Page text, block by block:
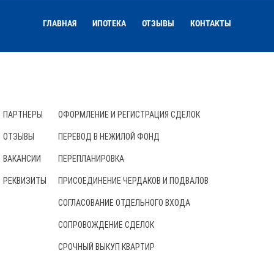
ГЛАВНАЯ ИПОТЕКА ОТЗЫВЫ КОНТАКТЫ
ПАРТНЕРЫ
ОТЗЫВЫ
ВАКАНСИИ
РЕКВИЗИТЫ
ОФОРМЛЕНИЕ И РЕГИСТРАЦИЯ СДЕЛОК
ПЕРЕВОД В НЕЖИЛОЙ ФОНД
ПЕРЕПЛАНИРОВКА
ПРИСОЕДИНЕНИЕ ЧЕРДАКОВ И ПОДВАЛОВ
СОГЛАСОВАНИЕ ОТДЕЛЬНОГО ВХОДА
СОПРОВОЖДЕНИЕ СДЕЛОК
СРОЧНЫЙ ВЫКУП КВАРТИР